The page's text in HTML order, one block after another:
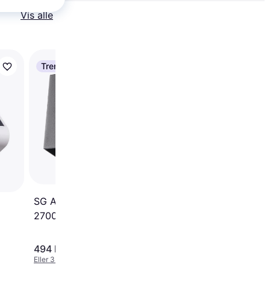
Vis alle
Trender
SG Armaturen Artes
2700K Vægarmatur
494 kr.
Eller 3 betalinger af 165 kr.